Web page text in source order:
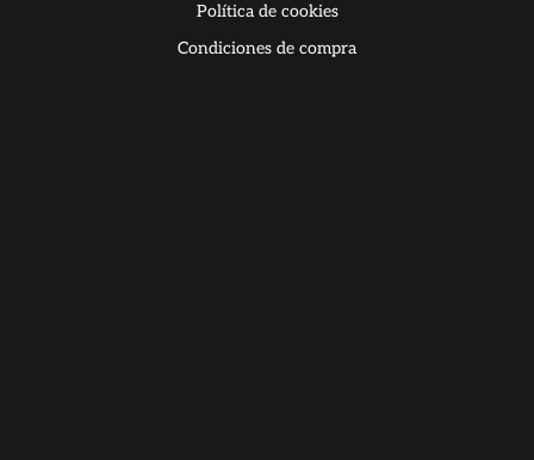
Política de cookies
Condiciones de compra